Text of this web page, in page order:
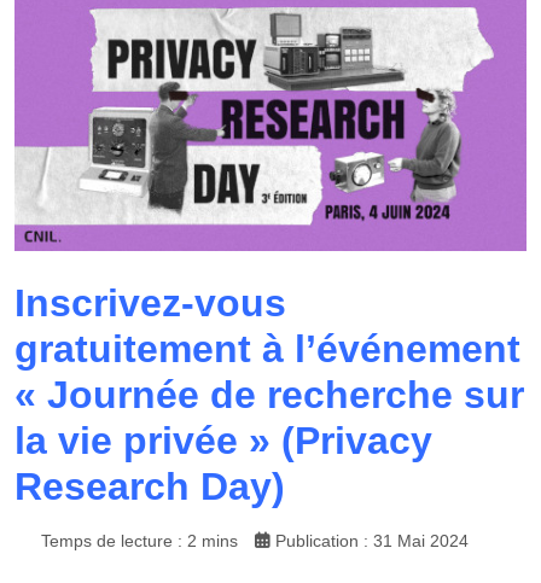
Inscrivez-vous
gratuitement à l’événement
« Journée de recherche sur
la vie privée » (Privacy
Research Day)
Temps de lecture : 2 mins Publication : 31 Mai 2024